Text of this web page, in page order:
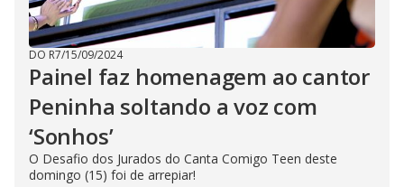
DO R7/15/09/2024
Painel faz homenagem ao cantor
Peninha soltando a voz com
‘Sonhos’
O Desafio dos Jurados do Canta Comigo Teen deste
domingo (15) foi de arrepiar!